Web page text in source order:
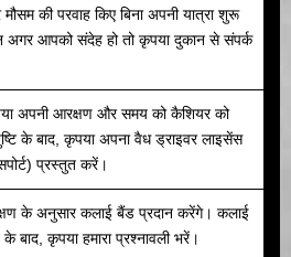
की परवाह किए बिना अपनी यात्रा शुरू
आपको संदेह हो तो कृपया दुकान से संपर्क
अपनी आरक्षण और समय को कैशियर को
के बाद, कृपया अपना वैध ड्राइवर लाइसेंस
प्रस्तुत करें।
के अनुसार कलाई बैंड प्रदान करेंगे। कलाई
बाद, कृपया हमारा प्रश्नावली भरें।